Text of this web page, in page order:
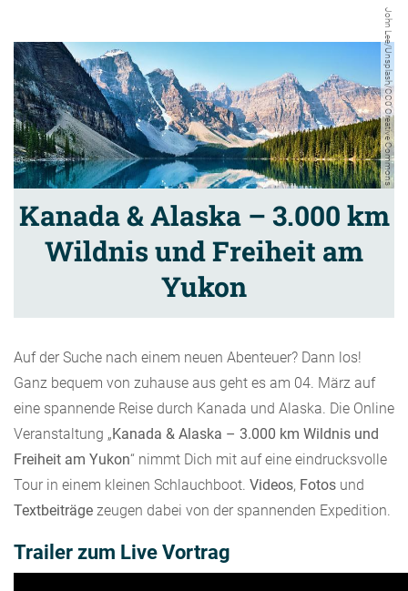
John Lee/Unsplash/CC0 Creative Commons
Kanada & Alaska – 3.000 km
Wildnis und Freiheit am
Yukon
Auf der Suche nach einem neuen Abenteuer? Dann los!
Ganz bequem von zuhause aus geht es am 04. März auf
eine spannende Reise durch Kanada und Alaska. Die Online
Veranstaltung „Kanada & Alaska – 3.000 km Wildnis und
Freiheit am Yukon“ nimmt Dich mit auf eine eindrucksvolle
Tour in einem kleinen Schlauchboot. Videos, Fotos und
Textbeiträge zeugen dabei von der spannenden Expedition.
Trailer zum Live Vortrag